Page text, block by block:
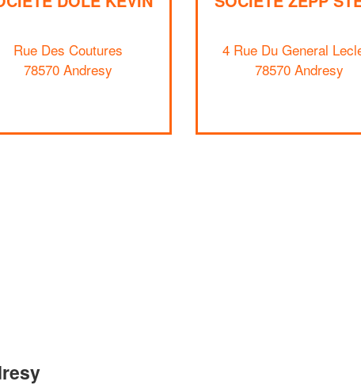
Rue Des Coutures
78570 Andresy
4 Rue Du General
78570 Andresy